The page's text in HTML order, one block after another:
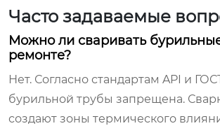
Часто задаваемые
Можно ли сваривать
ремонте?
Нет. Согласно стандартам API и
бурильной трубы запрещена.
создают зоны термического